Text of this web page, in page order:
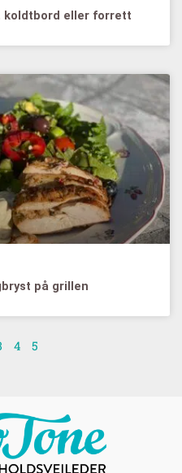
koldtbord eller forrett
på grillen
4 5